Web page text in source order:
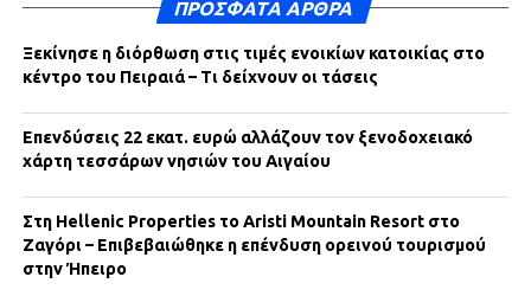
ΠΡΌΣΦΑΤΑ ΆΡΘΡΑ
Ξεκίνησε η διόρθωση στις τιμές ενοικίων κατοικίας στο
κέντρο του Πειραιά – Τι δείχνουν οι τάσεις
Επενδύσεις 22 εκατ. ευρώ αλλάζουν τον ξενοδοχειακό
χάρτη τεσσάρων νησιών του Αιγαίου
Στη Hellenic Properties το Aristi Mountain Resort στο
Ζαγόρι – Επιβεβαιώθηκε η επένδυση ορεινού τουρισμού
στην Ήπειρο